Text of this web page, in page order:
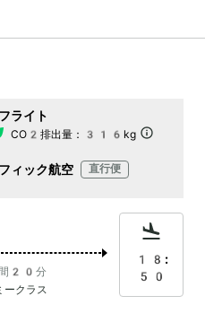
ライト
CO2排出量： 316kg
ィック航空 直行便
20分
ークラス
18:
50